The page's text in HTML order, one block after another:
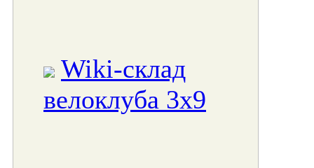
Wiki-склад
велоклуба 3x9